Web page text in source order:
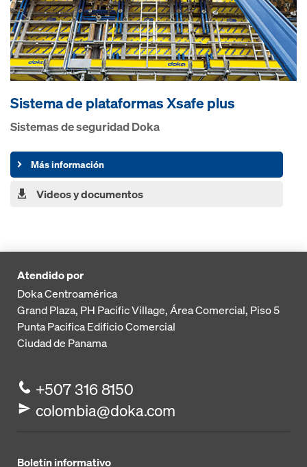
Sistema de plataformas Xsafe plus
Sistemas de seguridad Doka
Más información
Videos y documentos
Atendido por
Doka Centroamérica
Grand Plaza, PH Pacific Village, Área Comercial, Piso 5
Punta PacificaEdificio Comercial
Ciudad de Panama
+507 316 8150
colombia@doka.com
Boletín informativo